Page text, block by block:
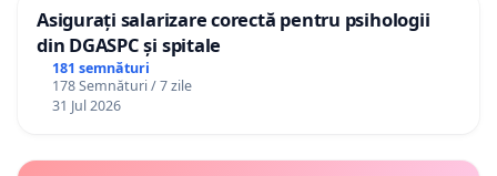
Asigurați salarizare corectă pentru psihologii
din DGASPC și spitale
181 semnături
178 Semnături / 7 zile
31 Jul 2026